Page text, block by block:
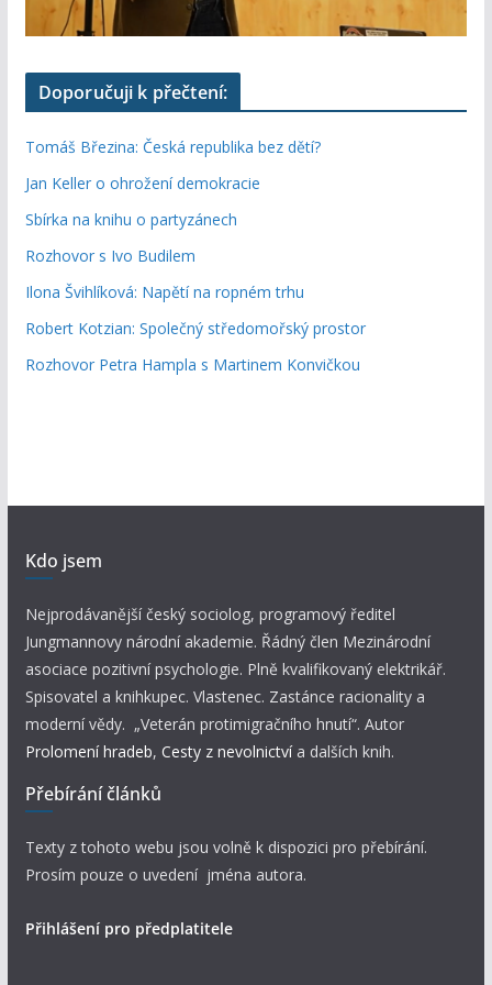
Doporučuji k přečtení:
Tomáš Březina: Česká republika bez dětí?
Jan Keller o ohrožení demokracie
Sbírka na knihu o partyzánech
Rozhovor s Ivo Budilem
Ilona Švihlíková: Napětí na ropném trhu
Robert Kotzian: Společný středomořský prostor
Rozhovor Petra Hampla s Martinem Konvičkou
Kdo jsem
Nejprodávanější český sociolog, programový ředitel
Jungmannovy národní akademie. Řádný člen Mezinárodní
asociace pozitivní psychologie. Plně kvalifikovaný elektrikář.
Spisovatel a knihkupec. Vlastenec. Zastánce racionality a
moderní vědy. „Veterán protimigračního hnutí“. Autor
Prolomení hradeb, Cesty z nevolnictví a dalších knih.
Přebírání článků
Texty z tohoto webu jsou volně k dispozici pro přebírání.
Prosím pouze o uvedení jména autora.
Přihlášení pro předplatitele